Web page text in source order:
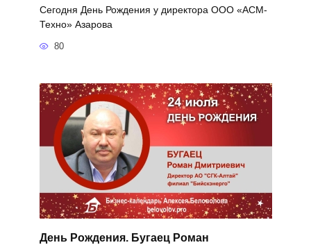
Сегодня День Рождения у директора ООО «АСМ-
Техно» Азарова
80
День Рождения. Бугаец Роман